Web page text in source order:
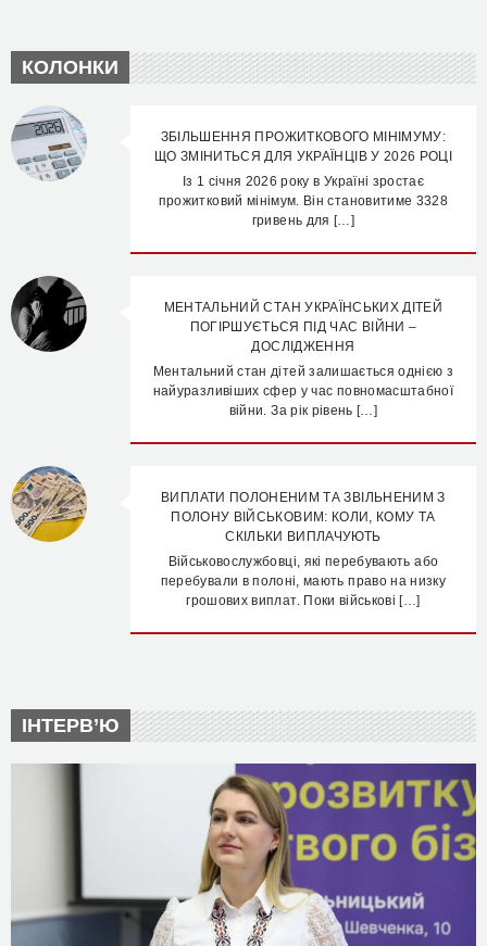
КОЛОНКИ
ЗБІЛЬШЕННЯ ПРОЖИТКОВОГО МІНІМУМУ:
ЩО ЗМІНИТЬСЯ ДЛЯ УКРАЇНЦІВ У 2026 РОЦІ
Із 1 січня 2026 року в Україні зростає
прожитковий мінімум. Він становитиме 3328
гривень для […]
МЕНТАЛЬНИЙ СТАН УКРАЇНСЬКИХ ДІТЕЙ
ПОГІРШУЄТЬСЯ ПІД ЧАС ВІЙНИ –
ДОСЛІДЖЕННЯ
Ментальний стан дітей залишається однією з
найуразливіших сфер у час повномасштабної
війни. За рік рівень […]
ВИПЛАТИ ПОЛОНЕНИМ ТА ЗВІЛЬНЕНИМ З
ПОЛОНУ ВІЙСЬКОВИМ: КОЛИ, КОМУ ТА
СКІЛЬКИ ВИПЛАЧУЮТЬ
Військовослужбовці, які перебувають або
перебували в полоні, мають право на низку
грошових виплат. Поки військові […]
ІНТЕРВ’Ю